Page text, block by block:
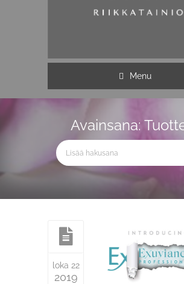
Menu
Avainsana:
loka 22
2019